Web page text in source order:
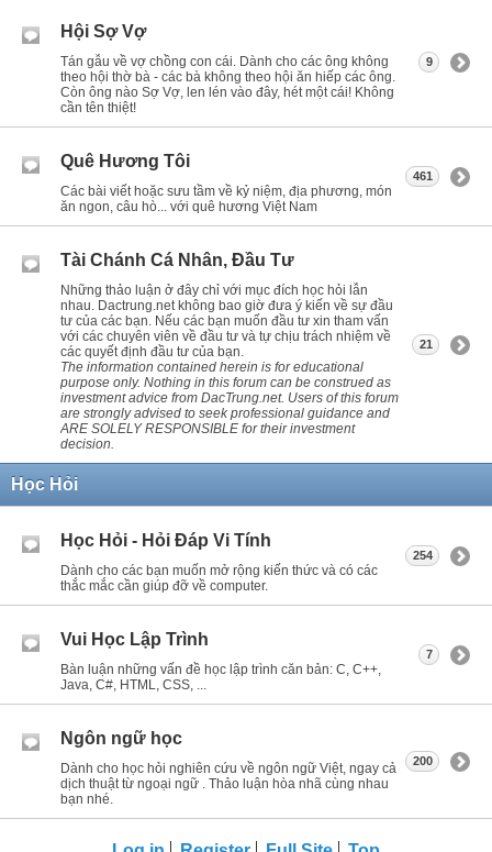
Hội Sợ Vợ
Tán gẫu về vợ chồng con cái. Dành cho các ông không
theo hội thờ bà - các bà không theo hội ăn hiếp các ông.
Còn ông nào Sợ Vợ, len lén vào đây, hét một cái! Không
cần tên thiệt!
9
Quê Hương Tôi
Các bài viết hoặc sưu tầm về kỷ niệm, địa phương, món
ăn ngon, câu hò... với quê hương Việt Nam
461
Tài Chánh Cá Nhân, Đầu Tư
Những thảo luận ở đây chỉ với mục đích học hỏi lẫn
nhau. Dactrung.net không bao giờ đưa ý kiến về sự đầu
tư của các bạn. Nếu các bạn muốn đầu tư xin tham vấn
với các chuyên viên về đầu tư và tự chịu trách nhiệm về
các quyết định đầu tư của bạn.
The information contained herein is for educational
purpose only. Nothing in this forum can be construed as
investment advice from DacTrung.net. Users of this forum
are strongly advised to seek professional guidance and
ARE SOLELY RESPONSIBLE for their investment
decision.
21
Học Hỏi
Học Hỏi - Hỏi Ðáp Vi Tính
Dành cho các bạn muốn mở rộng kiến thức và có các
thắc mắc cần giúp đỡ về computer.
254
Vui Học Lập Trình
Bàn luận những vấn đề học lập trình căn bản: C, C++,
Java, C#, HTML, CSS, ...
7
Ngôn ngữ học
Dành cho học hỏi nghiên cứu về ngôn ngữ Việt, ngay cả
dịch thuật từ ngoại ngữ . Thảo luận hòa nhã cùng nhau
bạn nhé.
200